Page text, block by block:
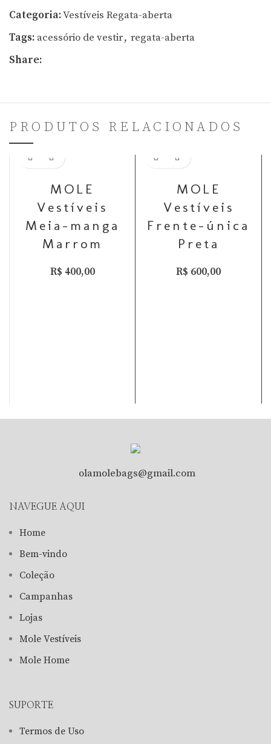
Categoria:Vestíveis Regata-aberta
Tags: acessório de vestir, regata-aberta
Share:
PRODUTOS RELACIONADOS
MOLE
Vestíveis
Meia-manga
Marrom
R$ 400,00
MOLE
Vestíveis
Frente-única
Preta
R$ 600,00
olamolebags@gmail.com
NAVEGUE AQUI
Home
Bem-vindo
Coleção
Campanhas
Lojas
Mole Vestíveis
Mole Home
SUPORTE
Termos de Uso